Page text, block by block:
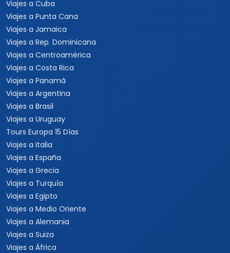
Viajes a Cuba
Viajes a Punta Cana
Viajes a Jamaica
Viajes a Rep. Dominicana
Viajes a Centroamérica
Viajes a Costa Rica
Viajes a Panamá
Viajes a Argentina
Viajes a Brasil
Viajes a Uruguay
Tours Europa 15 Días
Viajes a Italia
Viajes a España
Viajes a Grecia
Viajes a Turquía
Viajes a Egipto
Viajes a Medio Oriente
Viajes a Alemania
Viajes a Suiza
Viajes a África